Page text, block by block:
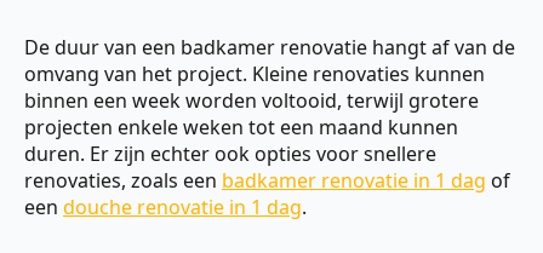
De duur van een badkamer renovatie hangt af van de
omvang van het project. Kleine renovaties kunnen
binnen een week worden voltooid, terwijl grotere
projecten enkele weken tot een maand kunnen
duren. Er zijn echter ook opties voor snellere
renovaties, zoals een badkamer renovatie in 1 dag of
een douche renovatie in 1 dag.